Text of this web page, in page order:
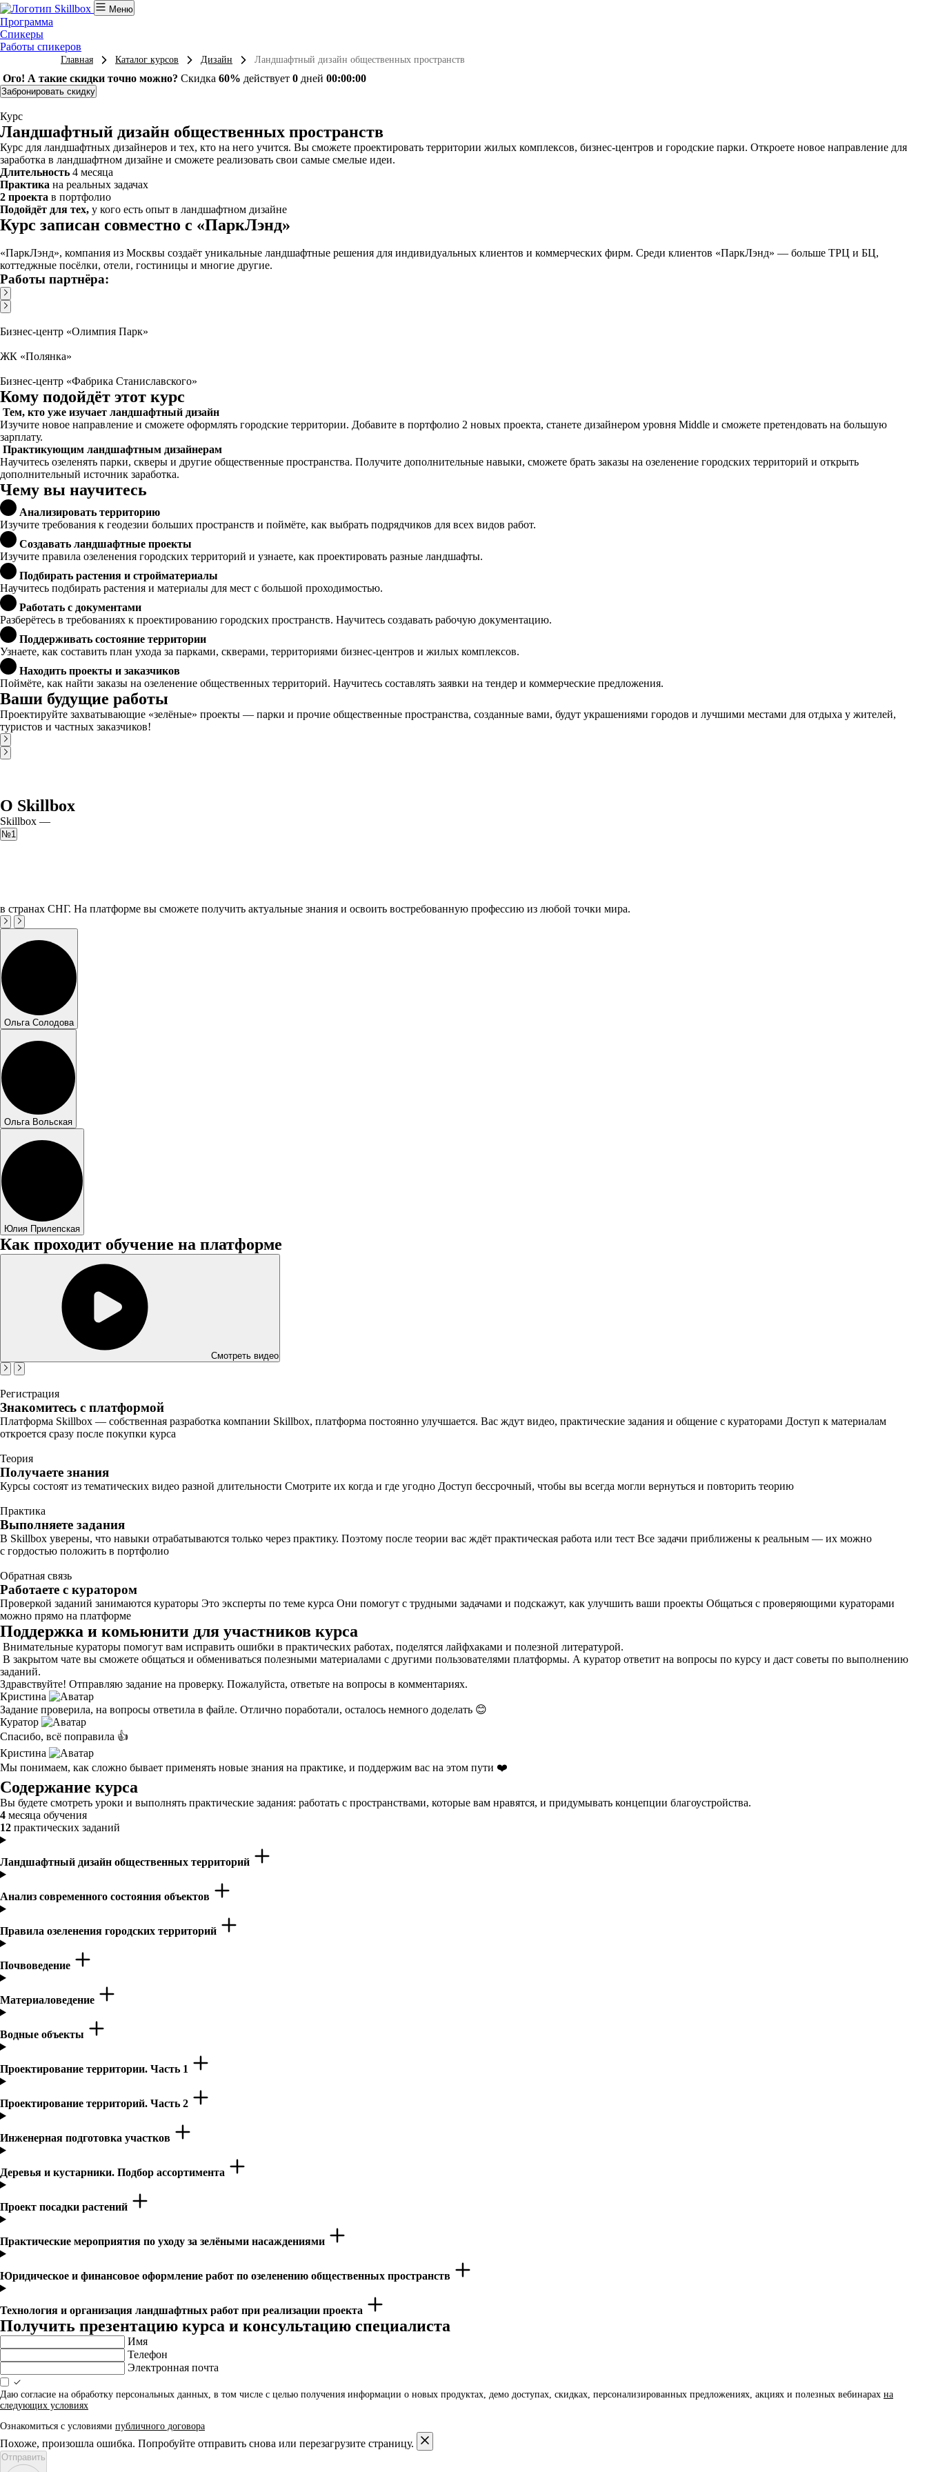
Меню
Программа
Спикеры
Работы спикеров
Главная Каталог курсов Дизайн Ландшафтный дизайн общественных пространств
Ого! А такие скидки точно можно? Скидка 60% действует 0 дней 00:00:00
Забронировать скидку
Курс
Ландшафтный дизайн общественных пространств
Курс для ландшафтных дизайнеров и тех, кто на него учится. Вы сможете проектировать территории жилых комплексов, бизнес-центров и городские парки. Откроете новое направление для
заработка в ландшафтном дизайне и сможете реализовать свои самые смелые идеи.
Длительность 4 месяца
Практика на реальных задачах
2 проекта в портфолио
Подойдёт для тех, у кого есть опыт в ландшафтном дизайне
Курс записан совместно с «ПаркЛэнд»
«ПаркЛэнд», компания из Москвы создаёт уникальные ландшафтные решения для индивидуальных клиентов и коммерческих фирм. Среди клиентов «ПаркЛэнд» — больше ТРЦ и БЦ,
коттеджные посёлки, отели, гостиницы и многие другие.
Работы партнёра:
Бизнес-центр «Олимпия Парк»
ЖК «Полянка»
Бизнес-центр «Фабрика Станиславского»
Кому подойдёт этот курс
Тем, кто уже изучает ландшафтный дизайн
Изучите новое направление и сможете оформлять городские территории. Добавите в портфолио 2 новых проекта, станете дизайнером уровня Middle и сможете претендовать на большую
зарплату.
Практикующим ландшафтным дизайнерам
Научитесь озеленять парки, скверы и другие общественные пространства. Получите дополнительные навыки, сможете брать заказы на озеленение городских территорий и открыть
дополнительный источник заработка.
Чему вы научитесь
Анализировать территорию
Изучите требования к геодезии больших пространств и поймёте, как выбрать подрядчиков для всех видов работ.
Создавать ландшафтные проекты
Изучите правила озеленения городских территорий и узнаете, как проектировать разные ландшафты.
Подбирать растения и стройматериалы
Научитесь подбирать растения и материалы для мест с большой проходимостью.
Работать с документами
Разберётесь в требованиях к проектированию городских пространств. Научитесь создавать рабочую документацию.
Поддерживать состояние территории
Узнаете, как составить план ухода за парками, скверами, территориями бизнес-центров и жилых комплексов.
Находить проекты и заказчиков
Поймёте, как найти заказы на озеленение общественных территорий. Научитесь составлять заявки на тендер и коммерческие предложения.
Ваши будущие работы
Проектируйте захватывающие «зелёные» проекты — парки и прочие общественные пространства, созданные вами, будут украшениями городов и лучшими местами для отдыха у жителей,
туристов и частных заказчиков!
О Skillbox
Skillbox —
№1
в странах СНГ. На платформе вы сможете получить актуальные знания и освоить востребованную профессию из любой точки мира.
Ольга Солодова
Ольга Вольская
Юлия Прилепская
Как проходит обучение на платформе
Смотреть видео
Регистрация
Знакомитесь с платформой
Платформа Skillbox — собственная разработка компании Skillbox, платформа постоянно улучшается. Вас ждут видео, практические задания и общение с кураторами Доступ к материалам
откроется сразу после покупки курса
Теория
Получаете знания
Курсы состоят из тематических видео разной длительности Смотрите их когда и где угодно Доступ бессрочный, чтобы вы всегда могли вернуться и повторить теорию
Практика
Выполняете задания
В Skillbox уверены, что навыки отрабатываются только через практику. Поэтому после теории вас ждёт практическая работа или тест Все задачи приближены к реальным — их можно
с гордостью положить в портфолио
Обратная связь
Работаете с куратором
Проверкой заданий занимаются кураторы Это эксперты по теме курса Они помогут с трудными задачами и подскажут, как улучшить ваши проекты Общаться с проверяющими кураторами
можно прямо на платформе
Поддержка и комьюнити для участников курса
Внимательные кураторы помогут вам исправить ошибки в практических работах, поделятся лайфхаками и полезной литературой.
В закрытом чате вы сможете общаться и обмениваться полезными материалами с другими пользователями платформы. А куратор ответит на вопросы по курсу и даст советы по выполнению
заданий.
Здравствуйте! Отправляю задание на проверку. Пожалуйста, ответьте на вопросы в комментариях.
Кристина
Задание проверила, на вопросы ответила в файле. Отлично поработали, осталось немного доделать 😊
Куратор
Спасибо, всё поправила 👍
Кристина
Мы понимаем, как сложно бывает применять новые знания на практике, и поддержим вас на этом пути ❤️
Содержание курса
Вы будете смотреть уроки и выполнять практические задания: работать с пространствами, которые вам нравятся, и придумывать концепции благоустройства.
4 месяца обучения
12 практических заданий
Ландшафтный дизайн общественных территорий
Анализ современного состояния объектов
Правила озеленения городских территорий
Почвоведение
Материаловедение
Водные объекты
Проектирование территории. Часть 1
Проектирование территорий. Часть 2
Инженерная подготовка участков
Деревья и кустарники. Подбор ассортимента
Проект посадки растений
Практические мероприятия по уходу за зелёными насаждениями
Юридическое и финансовое оформление работ по озеленению общественных пространств
Технология и организация ландшафтных работ при реализации проекта
Получить презентацию курса и консультацию специалиста
Имя
Телефон
Электронная почта
Даю согласие на обработку персональных данных, в том числе с целью получения информации о новых продуктах, демо доступах, скидках, персонализированных предложениях, акциях и полезных вебинарах на
следующих условиях
Ознакомиться с условиями публичного договора
Похоже, произошла ошибка. Попробуйте отправить снова или перезагрузите страницу.
Отправить